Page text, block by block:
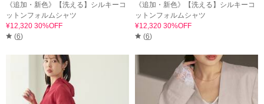
《追加・新色》【洗える】シルキーコ
ットンフォルムシャツ
¥12,320 30%OFF
(6)
《追加・新色》【洗える】シルキーコ
ットンフォルムシャツ
¥12,320 30%OFF
(6)